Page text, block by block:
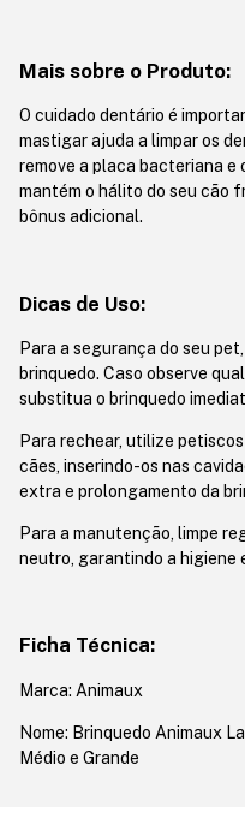
Mais sobre o Produto:
O cuidado dentário é
mastigar ajuda a limpar os
remove a placa bacteriana
mantém o hálito do seu cão
bônus adicional.
Dicas de Uso:
Para a segurança do seu
brinquedo. Caso observe
substitua o brinquedo
Para rechear, utilize
cães, inserindo-os nas
extra e prolongamento da
Para a manutenção, limpe
neutro, garantindo a higiene
Ficha Técnica:
Marca: Animaux
Nome: Brinquedo Animaux
Médio e Grande